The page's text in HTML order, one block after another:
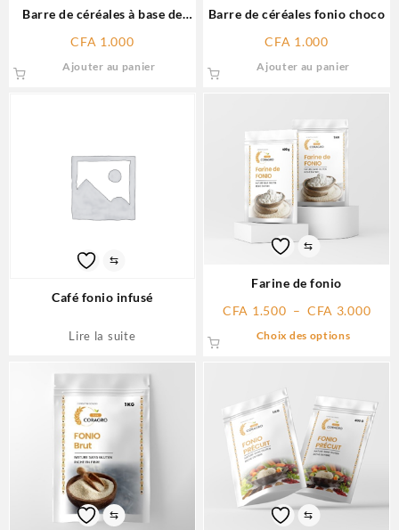
Barre de céréales à base de
CFA 1.000
Ajouter au panier
Barre de céréales fonio choco
CFA 1.000
Ajouter au panier
⇆
Café fonio infusé
Lire la suite
⇆
Farine de fonio
CFA 1.500 – CFA 3.000
Choix des options
⇆ ⇆